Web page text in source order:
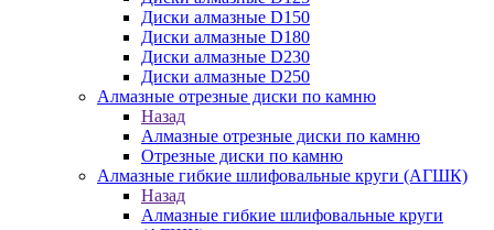
Диски алмазные D150
Диски алмазные D180
Диски алмазные D230
Диски алмазные D250
Алмазные отрезные диски по камню
Назад
Алмазные отрезные диски по камню
Отрезные диски по камню
Алмазные гибкие шлифовальные круги (АГШК)
Назад
Алмазные гибкие шлифовальные круги